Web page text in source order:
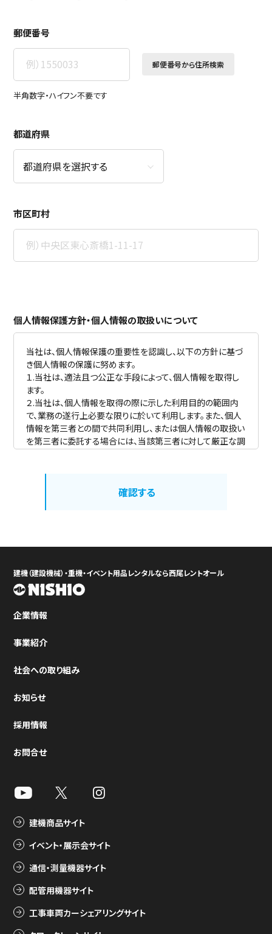
郵便番号
郵便番号から住所検索
半角数字・ハイフン不要です
都道府県
市区町村
個人情報保護方針・個人情報の取扱いについて
当社は、個人情報保護の重要性を認識し、以下の方針に基づ
き個人情報の保護に努めます。
１.当社は、適法且つ公正な手段によって、個人情報を取得し
ます。
２.当社は、個人情報を取得の際に示した利用目的の範囲内
で、業務の遂行上必要な限りに於いて利用します。また、個人
情報を第三者との間で共同利用し、または個人情報の取扱い
を第三者に委託する場合には、当該第三者に対して厳正な調
査を行った上、秘密を保持させるために適正な監督を行いま
の同意を得ることなく、第三者に提供しません。
確認する
建機（建設機械）・重機・イベント用品レンタルなら西尾レントオール
企業情報
事業紹介
社会への取り組み
お知らせ
採用情報
お問合せ
建機商品サイト
イベント・展示会サイト
通信・測量機器サイト
配管用機器サイト
工事車両カーシェアリングサイト